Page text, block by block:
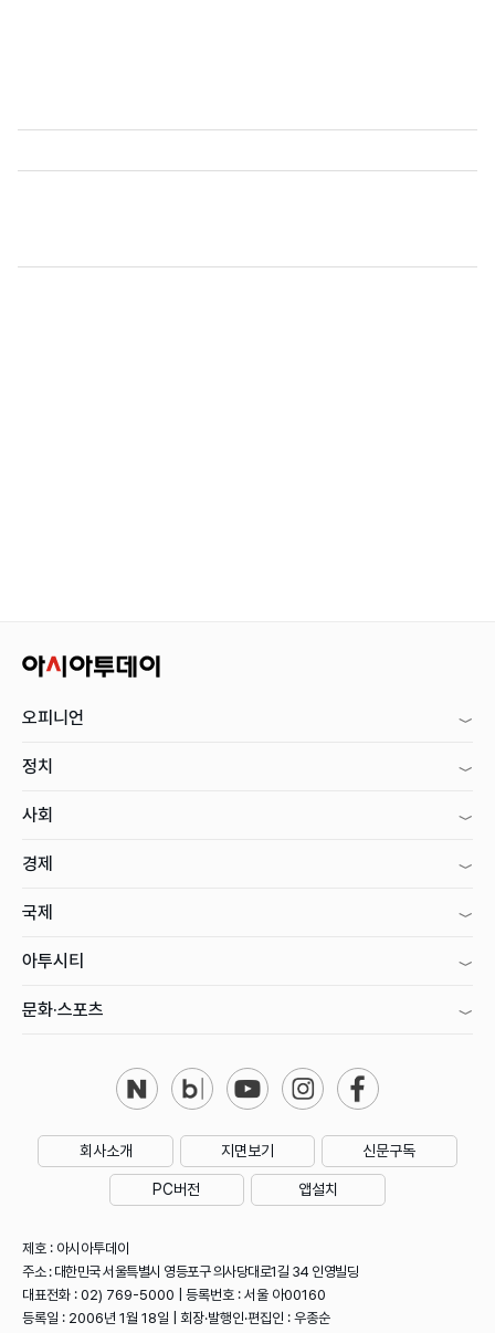
오피니언
정치
사회
경제
국제
아투시티
문화·스포츠
회사소개 지면보기 신문구독
PC버전 앱설치
제호 : 아시아투데이
주소 : 대한민국 서울특별시 영등포구 의사당대로1길 34 인영빌딩
대표전화 : 02) 769-5000 | 등록번호 : 서울 아00160
등록일 : 2006년 1월 18일 | 회장·발행인·편집인 : 우종순